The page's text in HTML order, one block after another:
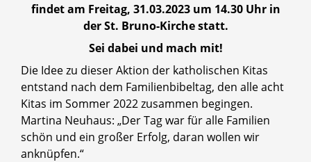
findet am Freitag, 31.03.2023 um 14.30 Uhr in
der St. Bruno-Kirche statt.
Sei dabei und mach mit!
Die Idee zu dieser Aktion der katholischen Kitas
entstand nach dem Familienbibeltag, den alle acht
Kitas im Sommer 2022 zusammen begingen.
Martina Neuhaus: „Der Tag war für alle Familien
schön und ein großer Erfolg, daran wollen wir
anknüpfen.“